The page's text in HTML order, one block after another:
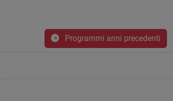
Programmi anni precedenti